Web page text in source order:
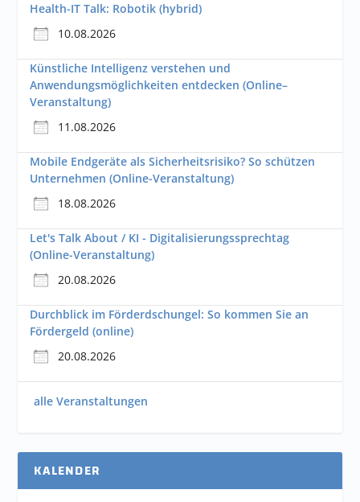
Health-IT Talk: Robotik (hybrid)
10.08.2026
Künstliche Intelligenz verstehen und
Anwendungsmöglichkeiten entdecken (Online–
Veranstaltung)
11.08.2026
Mobile Endgeräte als Sicherheitsrisiko? So schützen
Unternehmen (Online-Veranstaltung)
18.08.2026
Let's Talk About / KI - Digitalisierungssprechtag
(Online-Veranstaltung)
20.08.2026
Durchblick im Förderdschungel: So kommen Sie an
Fördergeld (online)
20.08.2026
alle Veranstaltungen
KALENDER